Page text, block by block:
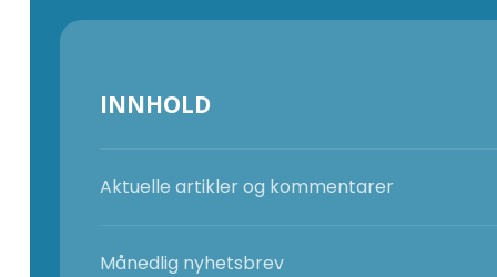
INNHOLD
Aktuelle artikler og kommentarer
Månedlig nyhetsbrev